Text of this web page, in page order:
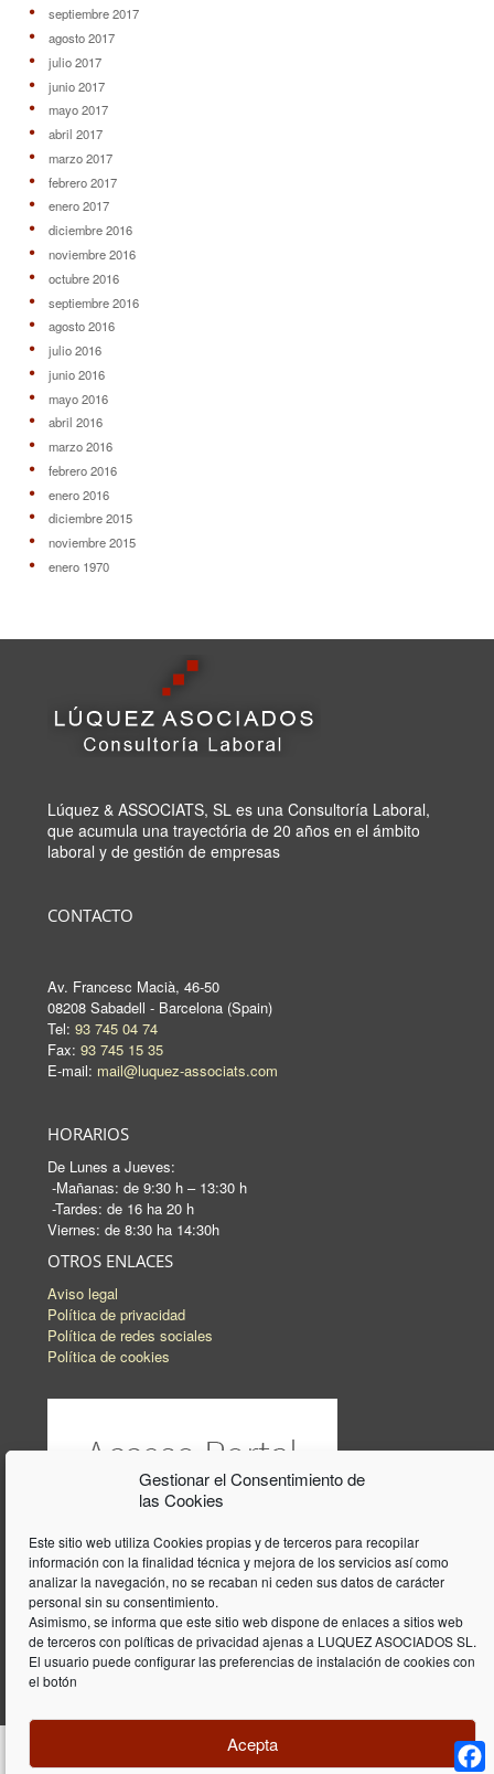
Gestionar el Consentimiento de
las Cookies
Este sitio web utiliza Cookies propias y de terceros para recopilar
información con la finalidad técnica y mejora de los servicios así como
analizar la navegación, no se recaban ni ceden sus datos de carácter
personal sin su consentimiento.
Asimismo, se informa que este sitio web dispone de enlaces a sitios web
de terceros con políticas de privacidad ajenas a LUQUEZ ASOCIADOS SL.
El usuario puede configurar las preferencias de instalación de cookies con
el botón
Acepta
septiembre 2017
agosto 2017
julio 2017
junio 2017
mayo 2017
abril 2017
marzo 2017
febrero 2017
enero 2017
diciembre 2016
noviembre 2016
octubre 2016
septiembre 2016
agosto 2016
julio 2016
junio 2016
mayo 2016
abril 2016
marzo 2016
febrero 2016
enero 2016
diciembre 2015
noviembre 2015
enero 1970
Lúquez & ASSOCIATS, SL es una Consultoría Laboral,
que acumula una trayectória de 20 años en el ámbito
laboral y de gestión de empresas
CONTACTO
Av. Francesc Macià, 46-50
08208 Sabadell - Barcelona (Spain)
Tel: 93 745 04 74
Fax: 93 745 15 35
E-mail: mail@luquez-associats.com
HORARIOS
De Lunes a Jueves:
-Mañanas: de 9:30 h – 13:30 h
-Tardes: de 16 ha 20 h
Viernes: de 8:30 ha 14:30h
OTROS ENLACES
Aviso legal
Política de privacidad
Política de redes sociales
Política de cookies